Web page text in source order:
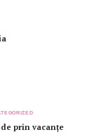
prin vacanțe